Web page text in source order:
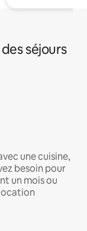
séjours
une cuisine,
besoin pour
un mois ou